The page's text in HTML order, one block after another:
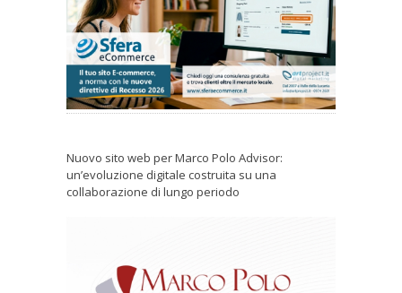
Nuovo sito web per Marco Polo Advisor:
un’evoluzione digitale costruita su una
collaborazione di lungo periodo